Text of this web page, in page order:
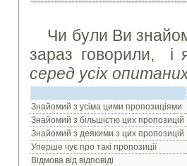
Чи були Ви
зараз говорили, і
серед усіх
Знайомий з усіма цими пропозиціями
Знайомий з більшістю цих пропозицій
Знайомий з деякими з цих пропозицій
Уперше чує про такі пропозиції
Відмова від відповіді